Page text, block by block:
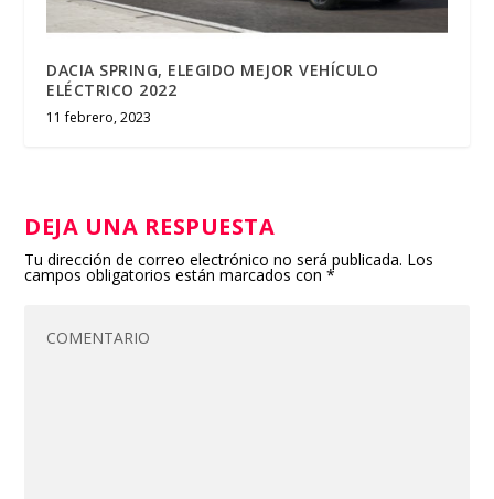
DACIA SPRING, ELEGIDO MEJOR VEHÍCULO
ELÉCTRICO 2022
11 febrero, 2023
DEJA UNA RESPUESTA
Tu dirección de correo electrónico no será publicada. Los
campos obligatorios están marcados con*